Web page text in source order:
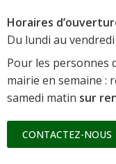
Horaires
Du lundi au
Pour les personnes
mairie en semaine :
samedi matin sur
CONTACTEZ-NOUS